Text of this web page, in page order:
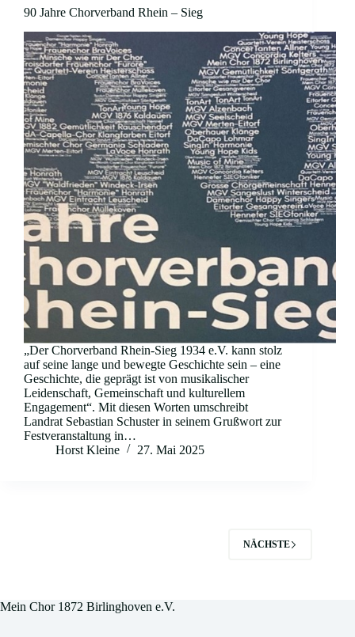
90 Jahre Chorverband Rhein – Sieg
„Der Chorverband Rhein-Sieg 1934 e.V. kann stolz
auf seine lange und bewegte Geschichte sein – eine
Geschichte, die geprägt ist von musikalischer
Leidenschaft, Gemeinschaft und kulturellem
Engagement“. Mit diesen Worten umschreibt
Landrat Sebastian Schuster in seinem Grußwort zur
Festveranstaltung in…
Horst Kleine
27. Mai 2025
NÄCHSTE
Mein Chor 1872 Birlinghoven e.V.